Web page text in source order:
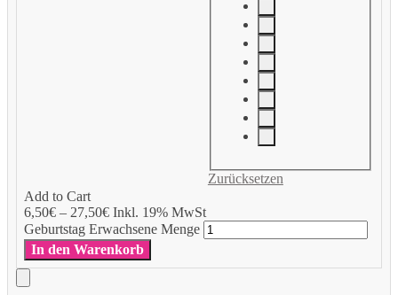
Add to Cart
6,50€– 27,50€Inkl. 19% MwSt
Zurücksetzen
Geburtstag Erwachsene Menge
In den Warenkorb